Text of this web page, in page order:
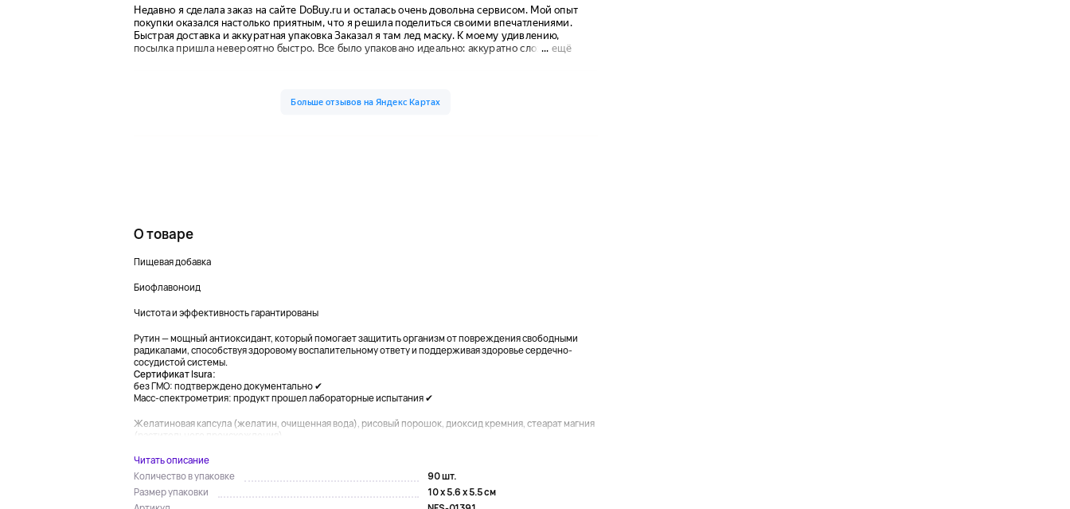
О товаре
Пищевая добавка
Биофлавоноид
Чистота и эффективность гарантированы
Рутин — мощный антиоксидант, который помогает защитить организм от повреждения свободными
радикалами, способствуя здоровому воспалительному ответу и поддерживая здоровье сердечно-
сосудистой системы.
Сертификат Isura:
без ГМО: подтверждено документально ✔
Масс-спектрометрия: продукт прошел лабораторные испытания ✔
Желатиновая капсула (желатин, очищенная вода), рисовый порошок, диоксид кремния, стеарат магния
(растительного происхождения)....
Читать описание
Количество в упаковке
90 шт.
Размер упаковки
10 x 5.6 x 5.5 см